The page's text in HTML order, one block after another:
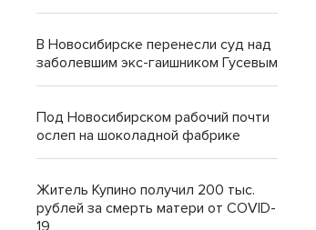
В Новосибирске перенесли суд над
заболевшим экс-гаишником Гусевым
Под Новосибирском рабочий почти
ослеп на шоколадной фабрике
Житель Купино получил 200 тыс.
рублей за смерть матери от COVID-
19